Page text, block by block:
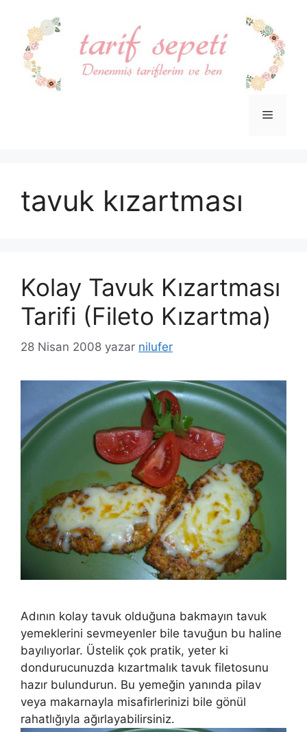
Menü
tavuk kızartması
Kolay Tavuk Kızartması
Tarifi (Fileto Kızartma)
28 Nisan 2008 yazar nilufer
Adının kolay tavuk olduğuna bakmayın tavuk
yemeklerini sevmeyenler bile tavuğun bu haline
bayılıyorlar. Üstelik çok pratik, yeter ki
dondurucunuzda kızartmalık tavuk filetosunu
hazır bulundurun. Bu yemeğin yanında pilav
veya makarnayla misafirlerinizi bile gönül
rahatlığıyla ağırlayabilirsiniz.